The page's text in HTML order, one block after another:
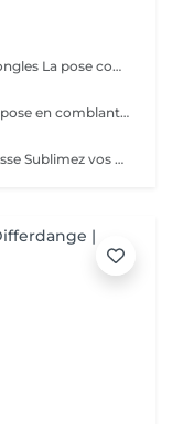
Pose complète technique adaptée à vos ongles La pose complète permet de rallonger et restructurer vos ongles pour un résultat soigné, fin et naturel. Nous choisissons la technique la plus adaptée à vos ongles : chablon ou pop-it, selon leur forme et leur solidité. Inclut : préparation de l'ongle, extension, mise en forme, couleur ou finition au choix. Durée : environ 1h30
Le remplissage permet de rafraîchir votre pose en comblant la repousse naturelle de l'ongle, tout en redonnant forme, solidité et éclat à vos mains. Adapté pour les poses en gel ou acrygel déjà réalisées à l'institut (environ toutes les 3 à 4 semaines). Inclut : limage, ponçage, restructuration, couleur ou finition au choix. Durée : environ 1h30
Semi-permanent technique manucure russe Sublimez vos ongles avec notre manucure russe, une technique professionnelle qui offre un résultat ultra-précis et durable. Cette prestation inclut : Soin complet des ongles et cuticules Limage et préparation minutieuse Application du semi-permanent pour un rendu net et élégant Résultat impeccable : la repousse n'est pas visible pendant 10 jours Durée : 45 minutes